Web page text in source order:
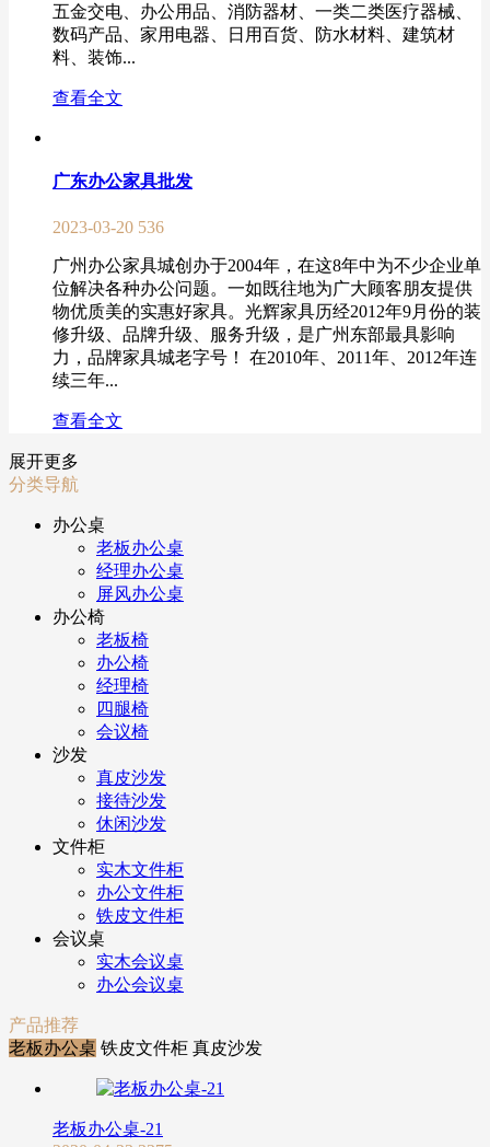
五金交电、办公用品、消防器材、一类二类医疗器械、
数码产品、家用电器、日用百货、防水材料、建筑材
料、装饰...
查看全文
广东办公家具批发
2023-03-20 536
广州办公家具城创办于2004年，在这8年中为不少企业单
位解决各种办公问题。一如既往地为广大顾客朋友提供
物优质美的实惠好家具。光辉家具历经2012年9月份的装
修升级、品牌升级、服务升级，是广州东部最具影响
力，品牌家具城老字号！ 在2010年、2011年、2012年连
续三年...
查看全文
展开更多
分类导航
办公桌
老板办公桌
经理办公桌
屏风办公桌
办公椅
老板椅
办公椅
经理椅
四腿椅
会议椅
沙发
真皮沙发
接待沙发
休闲沙发
文件柜
实木文件柜
办公文件柜
铁皮文件柜
会议桌
实木会议桌
办公会议桌
产品推荐
老板办公桌 铁皮文件柜 真皮沙发
老板办公桌-21